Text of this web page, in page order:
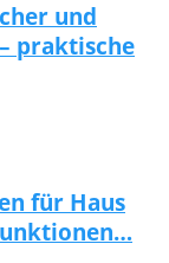
und
praktische
für Haus